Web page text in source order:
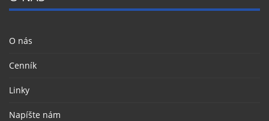
O nás
Cenník
Linky
Napíšte nám